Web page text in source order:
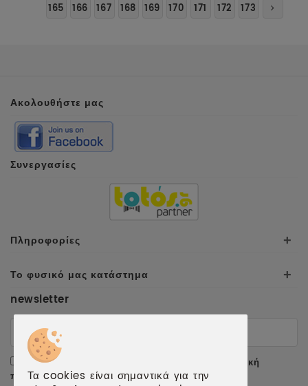
165
166 167 168 169 170 171 172 173
Ακολουθήστε μας
Συνεργασίες
Πληροφορίες +
Το φυσικό μας κατάστημα +
newsletter
Αποδέχομαι τους
πολιτική
προσωπικών δεδομένων.
Τα cookies είναι σημαντικά για την